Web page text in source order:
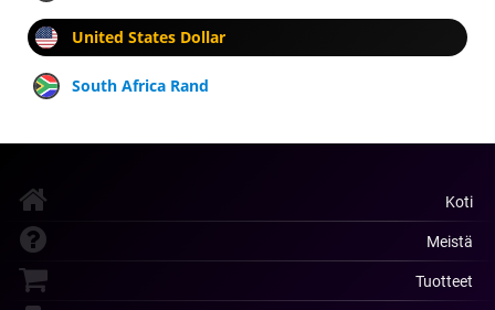
United States Dollar
South Africa Rand
Koti
Meistä
Tuotteet